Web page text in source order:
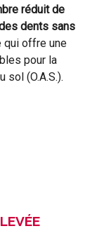
réduit de
dents sans
qui offre une
pour la
sol (O.A.S.).